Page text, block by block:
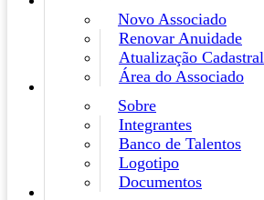
Novo Associado
Renovar Anuidade
Atualização Cadastral
Área do Associado
Sobre
Integrantes
Banco de Talentos
Logotipo
Documentos